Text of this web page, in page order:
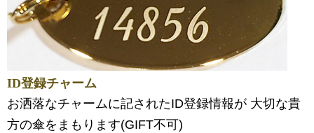
ID登録チャーム
お洒落なチャームに記されたID登録情報が 大切な貴
方の傘をまもります(GIFT不可)